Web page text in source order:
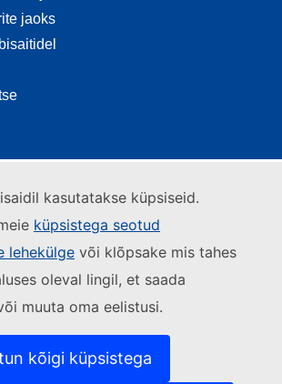
kasutatakse küpsiseid.
küpsistega seotud
lehekülge või klõpsake mis tahes
oleval lingil, et saada
muuta oma eelistusi.
kõigi küpsistega
jaoks